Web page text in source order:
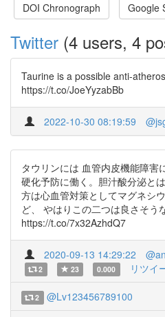
DOI Chronograph Google
Twitter (4 users, 4
Taurine is a possible anti-
https://t.co/JoeYyzabBb
2022-10-30 08:19:59
タウリンには 血管内皮機能障害
硬化予防に働く。胆汁酸分泌と
方は心血管対策としてマグネシ
ど、 やはりこの二つは良さそう
https://t.co/7x32AzhdQ7
2020-09-13 14:29:22
2 23 0.000 リツイ
2 @Lv123456789100